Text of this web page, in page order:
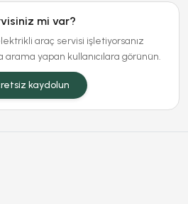
mi var?
araç servisi işletiyorsanız
yapan kullanıcılara görünün.
kaydolun